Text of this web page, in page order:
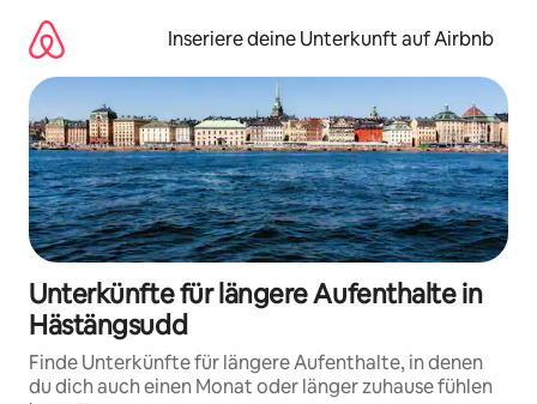
Inhalten
springen
Inseriere deine Unterkunft auf Airbnb
Unterkünfte für längere Aufenthalte in
Hästängsudd
Finde Unterkünfte für längere Aufenthalte, in denen
du dich auch einen Monat oder länger zuhause fühlen